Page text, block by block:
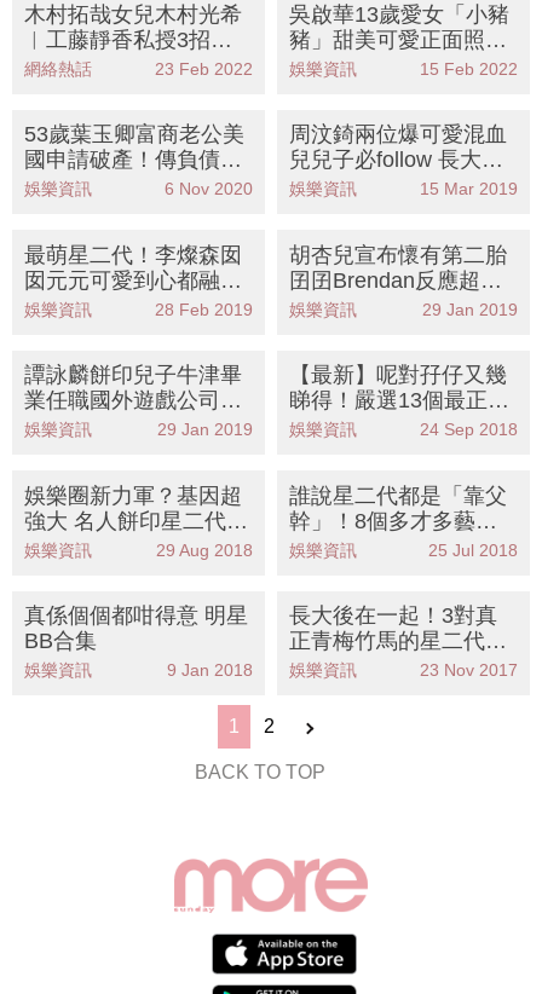
木村拓哉女兒木村光希
︳工藤靜香私授3招瘦
身護膚 爸爸過招靚爆當
網絡熱話 23 Feb 2022
吳啟華13歲愛女「小豬
豬」甜美可愛正面照曝
光顏值直逼沈月 網民驚
娛樂資訊 15 Feb 2022
53歲葉玉卿富商老公美
國申請破產！傳負債過
億美元
娛樂資訊 6 Nov 2020
周汶錡兩位爆可愛混血
兒兒子必follow 長大一
定很帥氣！
娛樂資訊 15 Mar 2019
最萌星二代！李燦森囡
囡元元可愛到心都融化
了
娛樂資訊 28 Feb 2019
胡杏兒宣布懷有第二胎
囝囝Brendan反應超可
愛！盤點11位將會生豬
娛樂資訊 29 Jan 2019
譚詠麟餅印兒子牛津畢
業任職國外遊戲公司工
程師！細數11個高顏值
娛樂資訊 29 Jan 2019
【最新】呢對孖仔又幾
睇得！嚴選13個最正星
二代 網民：最尾嗰個
娛樂資訊 24 Sep 2018
娛樂圈新力軍？基因超
強大 名人餅印星二代大
檢閱
娛樂資訊 29 Aug 2018
誰說星二代都是「靠父
幹」！8個多才多藝的
學霸星二代
娛樂資訊 25 Jul 2018
真係個個都咁得意 明星
BB合集
娛樂資訊 9 Jan 2018
長大後在一起！3對真
正青梅竹馬的星二代小
情侶
娛樂資訊 23 Nov 2017
1 2
BACK TO TOP